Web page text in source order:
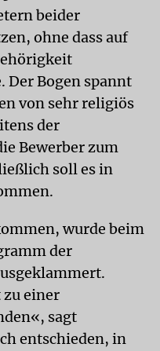
beider
ohne dass auf
Der Bogen spannt
von sehr religiös
der
Bewerber zum
soll es in
wurde beim
der
zu einer
sagt
entschieden, in